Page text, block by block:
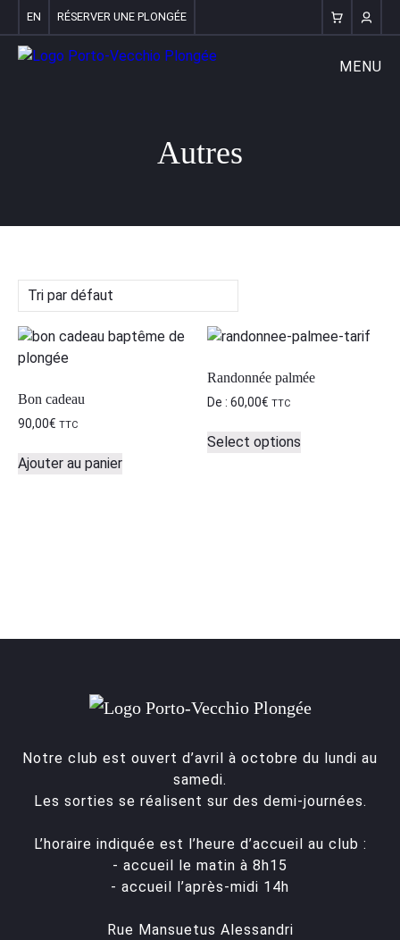
EN RÉSERVER UNE PLONGÉE
MENU
Autres
Bon cadeau
90,00€ TTC
Ajouter au panier
Randonnée palmée
De :60,00€ TTC
Select options
Notre club est ouvert d’avril à octobre du lundi au
samedi.
Les sorties se réalisent sur des demi-journées.
L’horaire indiquée est l’heure d’accueil au club :
- accueil le matin à 8h15
- accueil l’après-midi 14h
Rue Mansuetus Alessandri